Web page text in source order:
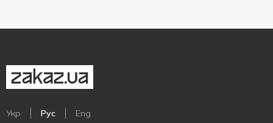
Укр Рус Eng